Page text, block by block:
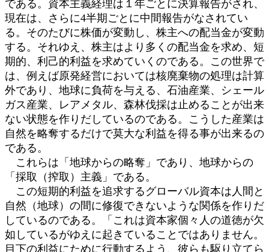
である。資本主義経理は１年ごとに決算報告がされ、
現在は、さらに4半期ごとに中間報告がなされてい
る。そのたびに株価が変動し、株主への配当金が変動
する。それゆえ、株主はより多くの配当金を求め、短
期的、利己的利益を求めていくのである。この世界で
は、例えば原発経営においては核廃棄物の処理は計算
外であり、地球に負荷を与える、石油産業、シェール
ガス産業、レアメタル、森林伐採は止めることが出来
ない状態を作りだしているのである。こうした産業は
自然を略奪するだけで莫大な利益を得る事が出来るの
である。
これらは「地球からの略奪」であり、地球からの
「採取（搾取）主義」である。
この短期的利益を追求するグローバル資本は人間と
自然（地球）の間に修復できないような関係を作りだ
しているのである。「これは資本家個々人の道徳が欠
如しているがゆえに起きていることではありません。
目下の利益にために行動するよう、彼らも駆り立てら